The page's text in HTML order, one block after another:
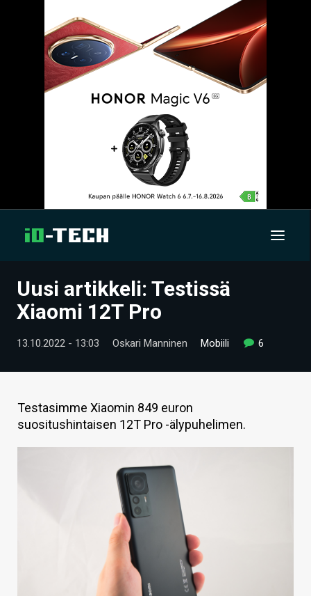
UUTISET
HINTA.FI
Uusi artikkeli: Testissä
Xiaomi 12T Pro
13.10.2022 - 13:03 Oskari Manninen Mobiili 6
Testasimme Xiaomin 849 euron
suositushintaisen 12T Pro -älypuhelimen.